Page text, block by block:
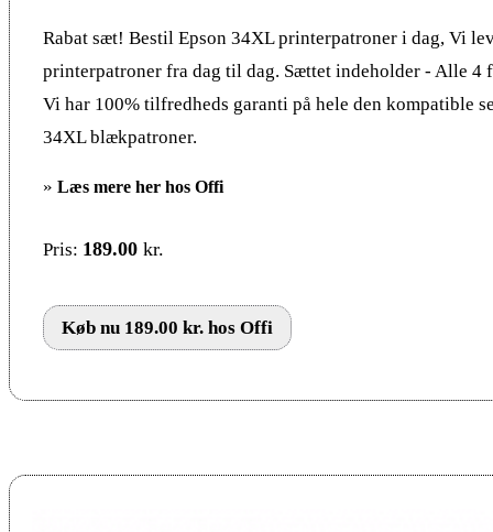
Rabat sæt! Bestil Epson 34XL printerpatroner i dag, Vi
printerpatroner fra dag til dag. Sættet indeholder - Alle 4
Vi har 100% tilfredheds garanti på hele den kompatible
34XL blækpatroner.
» Læs mere her hos Offi
Pris: 189.00 kr.
Køb nu 189.00 kr. hos Offi